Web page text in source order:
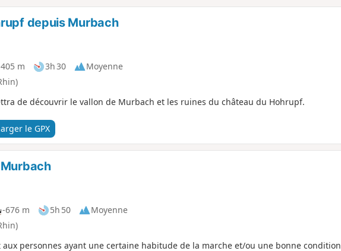
depuis Murbach
m 3h 30
Moyenne
de découvrir le vallon de Murbach et les ruines du château du Hohrupf.
le GPX
-676 m 5h 50
Moyenne
aux personnes ayant une certaine habitude de la marche et/ou une bonne condition